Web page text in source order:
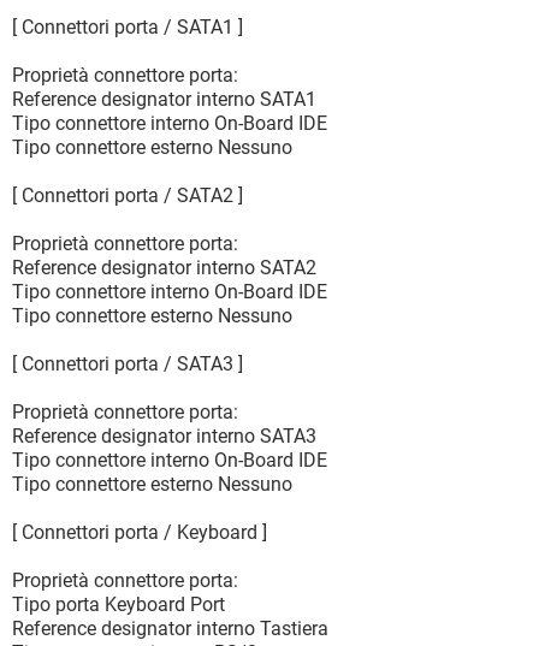
[ Connettori porta / SATA1 ]
Proprietà connettore porta:
Reference designator interno SATA1
Tipo connettore interno On-Board IDE
Tipo connettore esterno Nessuno
[ Connettori porta / SATA2 ]
Proprietà connettore porta:
Reference designator interno SATA2
Tipo connettore interno On-Board IDE
Tipo connettore esterno Nessuno
[ Connettori porta / SATA3 ]
Proprietà connettore porta:
Reference designator interno SATA3
Tipo connettore interno On-Board IDE
Tipo connettore esterno Nessuno
[ Connettori porta / Keyboard ]
Proprietà connettore porta:
Tipo porta Keyboard Port
Reference designator interno Tastiera